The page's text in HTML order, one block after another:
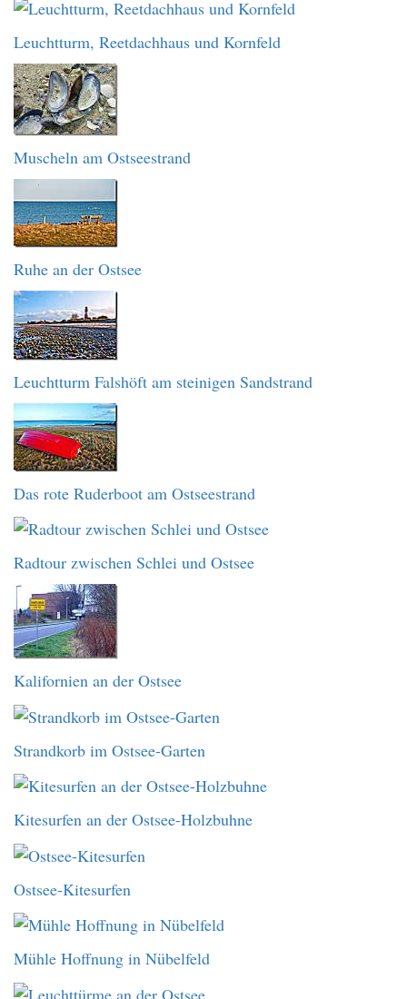
Leuchtturm, Reetdachhaus und Kornfeld
Muscheln am Ostseestrand
Ruhe an der Ostsee
Leuchtturm Falshöft am steinigen Sandstrand
Das rote Ruderboot am Ostseestrand
Radtour zwischen Schlei und Ostsee
Kalifornien an der Ostsee
Strandkorb im Ostsee-Garten
Kitesurfen an der Ostsee-Holzbuhne
Ostsee-Kitesurfen
Mühle Hoffnung in Nübelfeld